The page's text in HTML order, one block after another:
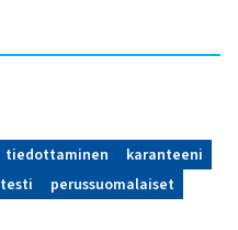
tiedottaminen
karanteeni
testi
perussuomalaiset